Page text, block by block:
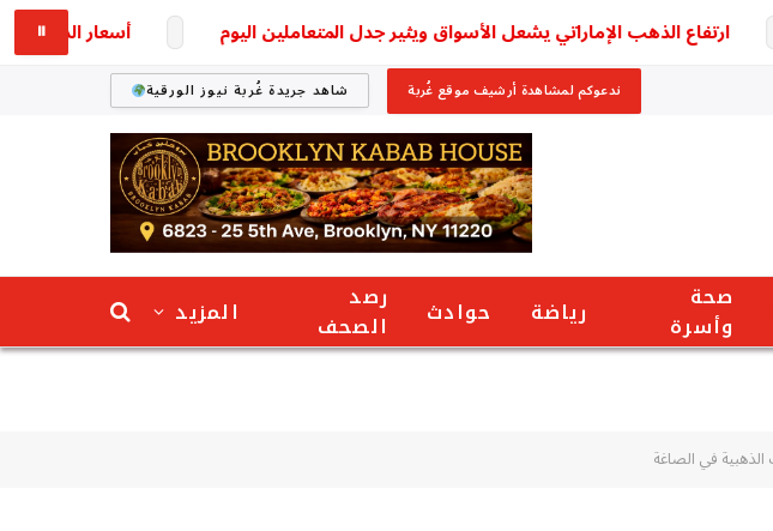
ارتفاع الذهب الإماراتي يشعل الأسواق ويثير جدل المتعاملين اليوم أسعار الذهب في السعودية
⏸
ندعوكم لمشاهدة أرشيف موقع غُربة شاهد جريدة غُربة نيوز الورقية
صحة
وأسرة
رياضة حوادث
رصد
الصحف
المزيد